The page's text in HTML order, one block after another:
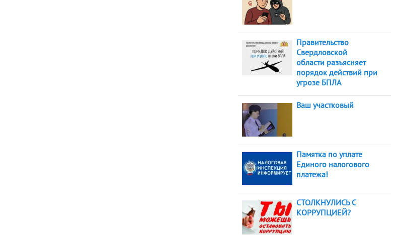
Правительство
Свердловской
области разъясняет
порядок действий при
угрозе БПЛА
Ваш участковый
Памятка по уплате
Единого налогового
платежа!
СТОЛКНУЛИСЬ С
КОРРУПЦИЕЙ?